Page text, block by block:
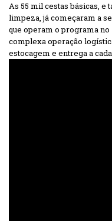
As 55 mil cestas básicas,
limpeza, já começaram a
que operam o programa no
complexa operação
estocagem e entrega a